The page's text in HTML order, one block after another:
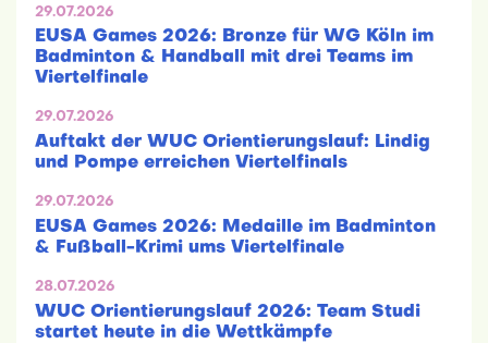
29.07.2026
EUSA Games 2026: Bronze für WG Köln im
Badminton & Handball mit drei Teams im
Viertelfinale
29.07.2026
Auftakt der WUC Orientierungslauf: Lindig
und Pompe erreichen Viertelfinals
29.07.2026
EUSA Games 2026: Medaille im Badminton
& Fußball-Krimi ums Viertelfinale
28.07.2026
WUC Orientierungslauf 2026: Team Studi
startet heute in die Wettkämpfe